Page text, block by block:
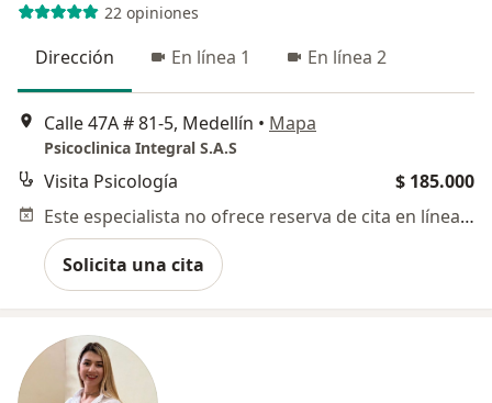
22 opiniones
Dirección En línea 1 En línea 2
Calle 47A # 81-5, Medellín • Mapa
Psicoclinica Integral S.A.S
Visita Psicología
$ 185.000
Este especialista no ofrece reserva de cita en línea en esta dirección.
Solicita una cita